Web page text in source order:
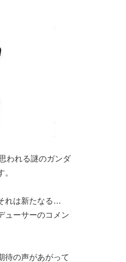
われる謎のガンダ
れは新たなる…
ューサーのコメン
待の声があがって